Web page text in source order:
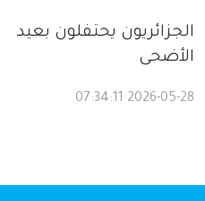
الجزائريون يحتفلون بعيد
الأضحى
2026-05-28 07:34:11